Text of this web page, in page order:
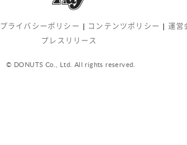
プライバシーポリシー コンテンツポリシー 運営
プレスリリース
© DONUTS Co., Ltd. All rights reserved.